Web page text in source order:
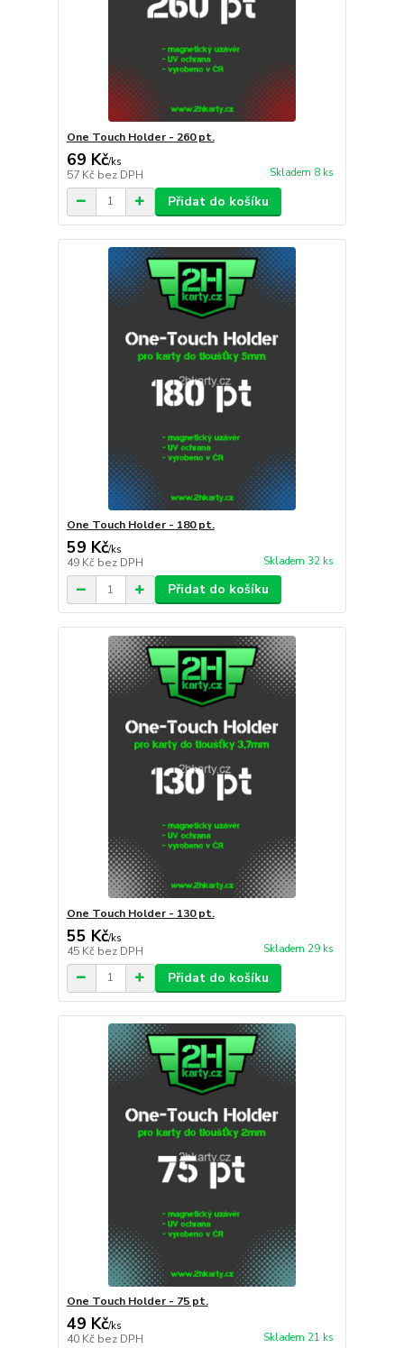
One Touch Holder - 260 pt.
69 Kč/ks
57 Kč bez DPH Skladem 8 ks
Přidat do košíku
One Touch Holder - 180 pt.
59 Kč/ks
49 Kč bez DPH Skladem 32 ks
Přidat do košíku
One Touch Holder - 130 pt.
55 Kč/ks
45 Kč bez DPH Skladem 29 ks
Přidat do košíku
One Touch Holder - 75 pt.
49 Kč/ks
40 Kč bez DPH Skladem 21 ks